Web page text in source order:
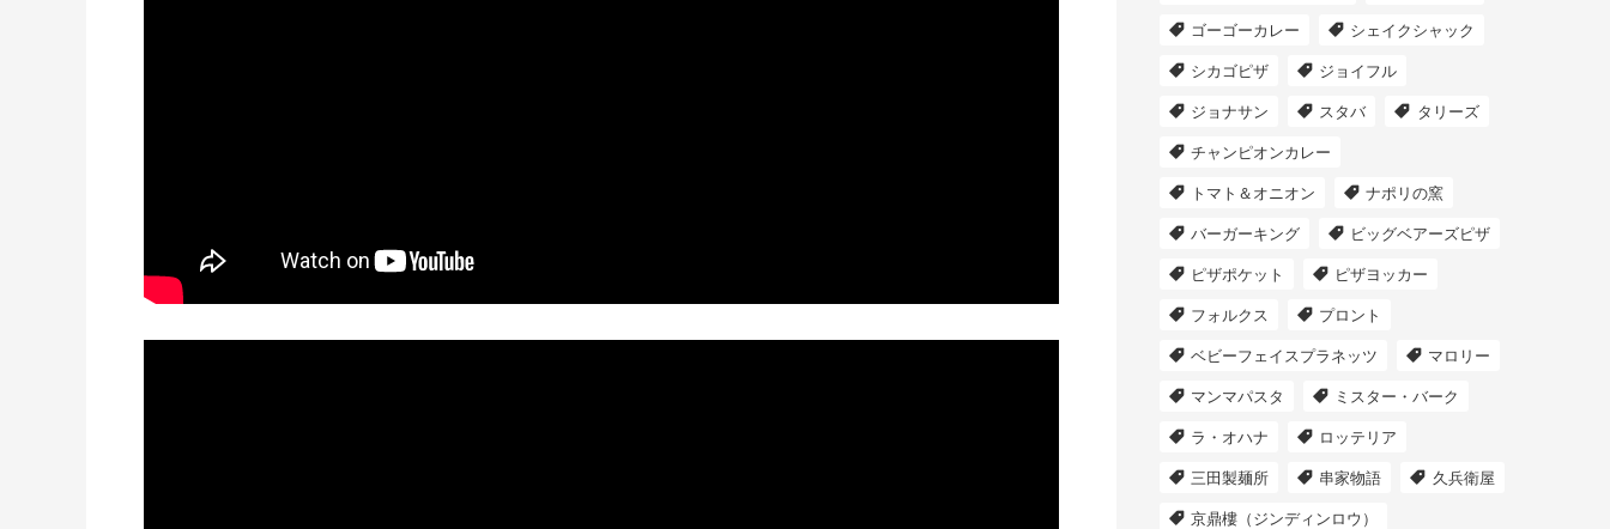
ゴーゴーカレー シェイクシャック
シカゴピザ ジョイフル
ジョナサン スタバ タリーズ
チャンピオンカレー
トマト＆オニオン ナポリの窯
バーガーキング ビッグベアーズピザ
ピザポケット ピザヨッカー
フォルクス プロント
ベビーフェイスプラネッツ マロリー
マンマパスタ ミスター・バーク
ラ・オハナ ロッテリア
三田製麺所 串家物語 久兵衛屋
京鼎樓（ジンディンロウ）